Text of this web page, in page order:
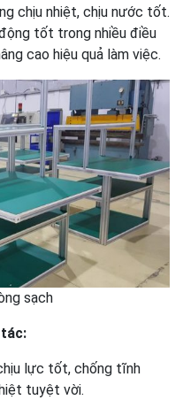
chịu nhiệt, chịu nước tốt.
tốt trong nhiều điều
cao hiệu quả làm việc.
sạch
lực tốt, chống tĩnh
tuyệt vời.